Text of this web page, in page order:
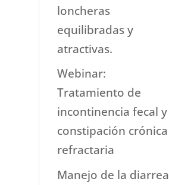
loncheras
equilibradas y
atractivas.
Webinar:
Tratamiento de
incontinencia fecal y
constipación crónica
refractaria
Manejo de la diarrea